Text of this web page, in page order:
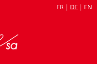
FR | DE | EN